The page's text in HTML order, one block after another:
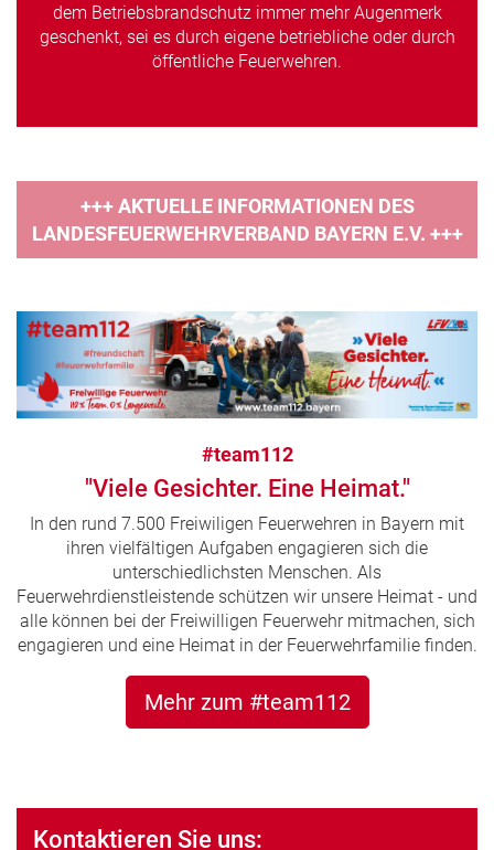
dem Betriebsbrandschutz immer mehr Augenmerk
geschenkt, sei es durch eigene betriebliche oder durch
öffentliche Feuerwehren.
+++ AKTUELLE INFORMATIONEN DES
LANDESFEUERWEHRVERBAND BAYERN E.V. +++
#team112
"Viele Gesichter. Eine Heimat."
In den rund 7.500 Freiwiligen Feuerwehren in Bayern mit
ihren vielfältigen Aufgaben engagieren sich die
unterschiedlichsten Menschen. Als
Feuerwehrdienstleistende schützen wir unsere Heimat - und
alle können bei der Freiwilligen Feuerwehr mitmachen, sich
engagieren und eine Heimat in der Feuerwehrfamilie finden.
Mehr zum #team112
Kontaktieren Sie uns: